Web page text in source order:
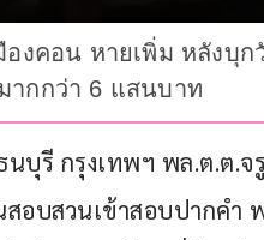
งคอน หายเพิ่ม หลังบุ
ากกว่า 6 แสนบาท
บุรี กรุงเทพฯ พล.ต.ต.
อบสวนเข้าสอบปากคำ